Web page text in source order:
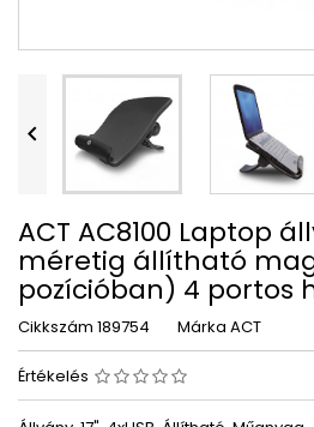

ACT AC8100 Laptop
méretig állítható
pozícióban) 4 portos
Cikkszám 189754 Márka ACT
Értékelés